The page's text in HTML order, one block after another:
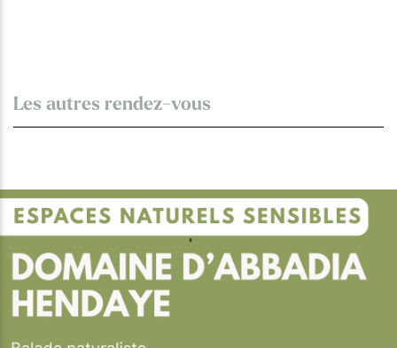
Les autres rendez-vous